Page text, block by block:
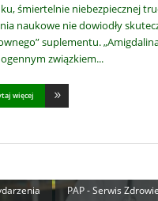
śmiertelnie niebezpiecznej
naukowe nie dowiodły
suplementu.
związkiem
więcej
PAP - Serwis Zdrowie